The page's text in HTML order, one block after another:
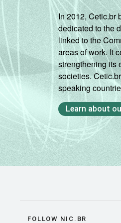
Fonte:
In 2012, Cetic.br
dedicated to the
linked to the
areas of work. It
strengthening its
societies.
speaking
Learn about
FOLLOW NIC.BR